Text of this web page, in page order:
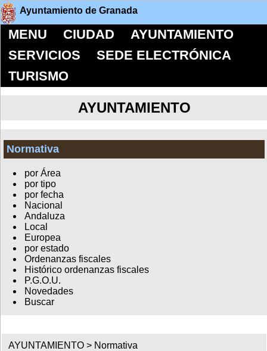
Ayuntamiento de Granada
MENU CIUDAD
AYUNTAMIENTO
SERVICIOS
SEDE ELECTRÓNICA
TURISMO
AYUNTAMIENTO
Normativa
por Área
por tipo
por fecha
Nacional
Andaluza
Local
Europea
por estado
Ordenanzas fiscales
Histórico ordenanzas fiscales
P.G.O.U.
Novedades
Buscar
AYUNTAMIENTO > Normativa